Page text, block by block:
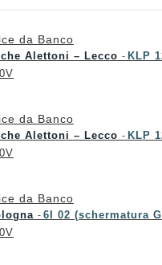
da Banco
Alettoni – Lecco - KLP
da Banco
Alettoni – Lecco - KLP
da Banco
- 6I 02 (schermatura